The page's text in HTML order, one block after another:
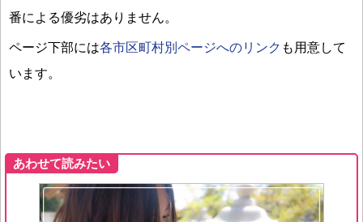
番による優劣はありません。
ページ下部には各市区町村別ページへのリンク も用意して
います。
あわせて読みたい